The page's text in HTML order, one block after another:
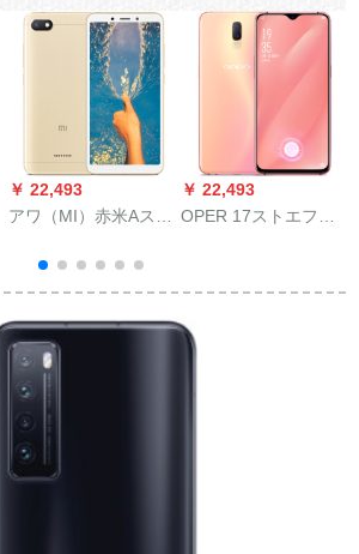
￥ 22,493
アワ（MI）赤米Aスマ
16 GB
￥ 22,493
OPER 17ストエフジ
ル】撮影ゲーム画面
の指纹を全面的にし
たセット雾光金（6